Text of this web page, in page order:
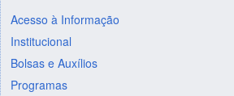
Acesso à Informação
Institucional
Bolsas e Auxílios
Programas